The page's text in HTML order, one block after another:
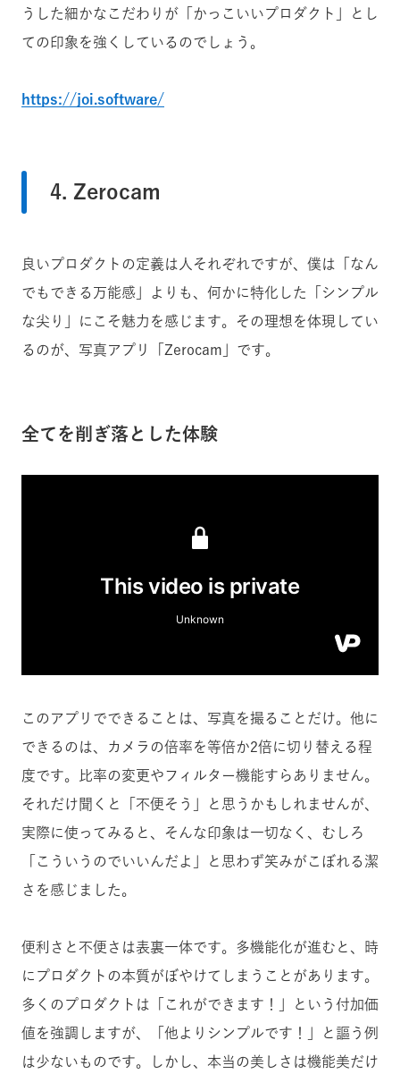
うした細かなこだわりが「かっこいいプロダクト」とし
ての印象を強くしているのでしょう。
https://joi.software/
4. Zerocam
良いプロダクトの定義は人それぞれですが、僕は「なん
でもできる万能感」よりも、何かに特化した「シンプル
な尖り」にこそ魅力を感じます。その理想を体現してい
るのが、写真アプリ「Zerocam」です。
全てを削ぎ落とした体験
このアプリでできることは、写真を撮ることだけ。他に
できるのは、カメラの倍率を等倍か2倍に切り替える程
度です。比率の変更やフィルター機能すらありません。
それだけ聞くと「不便そう」と思うかもしれませんが、
実際に使ってみると、そんな印象は一切なく、むしろ
「こういうのでいいんだよ」と思わず笑みがこぼれる潔
さを感じました。
便利さと不便さは表裏一体です。多機能化が進むと、時
にプロダクトの本質がぼやけてしまうことがあります。
多くのプロダクトは「これができます！」という付加価
値を強調しますが、「他よりシンプルです！」と謳う例
は少ないものです。しかし、本当の美しさは機能美だけ